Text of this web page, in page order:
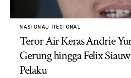
NASIONAL REGIONAL
Teror Air Keras Andrie
Gerung hingga Felix
Pelaku